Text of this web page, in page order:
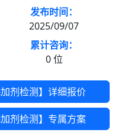
发布时间：
2025/09/07
累计咨询：
0位
剂检测】详细报价
剂检测】专属方案